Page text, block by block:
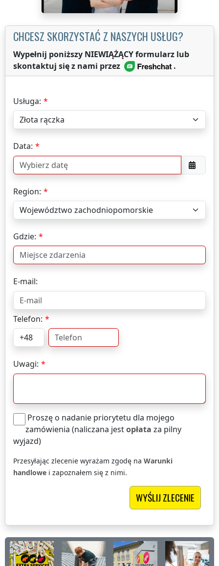
CHCESZ SKORZYSTAĆ Z NASZYCH USŁUG?
Wypełnij poniższy NIEWIĄŻĄCY formularz lub
skontaktuj się z nami przez
.
Usługa:
Data:
Region:
Gdzie:
E-mail:
Telefon:
Uwagi:
Proszę o nadanie priorytetu dla mojego
zamówienia (naliczana jestopłata za pilny
wyjazd)
Przesyłając zlecenie wyrażam zgodę na Warunki
handlowe i zapoznałem się z nimi.